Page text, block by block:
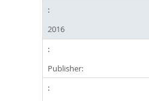
2016
Publisher: